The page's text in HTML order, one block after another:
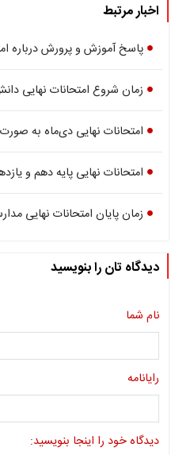
اخبار مرتبط
پاسخ آموزش و پرورش درباره
زمان شروع امتحانات نهایی
امتحانات نهایی دی‌ماه به
امتحانات نهایی پایه دهم و
زمان پایان امتحانات نهایی
دیدگاه تان را بنویسید
نام شما
رایانامه
دیدگاه خود را اینجا بنویسید: